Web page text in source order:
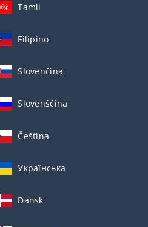
Tamil
Filipino
Slovenčina
Slovenščina
Čeština
Українська
Dansk